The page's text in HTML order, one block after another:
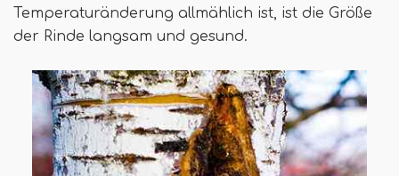
Temperaturänderung allmählich ist, ist die Größe
der Rinde langsam und gesund.